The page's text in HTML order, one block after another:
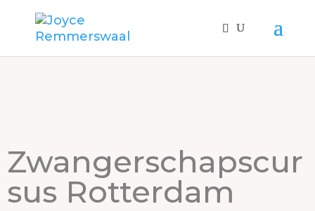
Zwangerschapscur
sus Rotterdam